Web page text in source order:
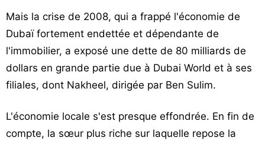
Mais la crise de 2008, qui a frappé l'économie de
Dubaï fortement endettée et dépendante de
l'immobilier, a exposé une dette de 80 milliards de
dollars en grande partie due à Dubai World et à ses
filiales, dont Nakheel, dirigée par Ben Sulim.
L'économie locale s'est presque effondrée. En fin de
compte, la sœur plus riche sur laquelle repose la